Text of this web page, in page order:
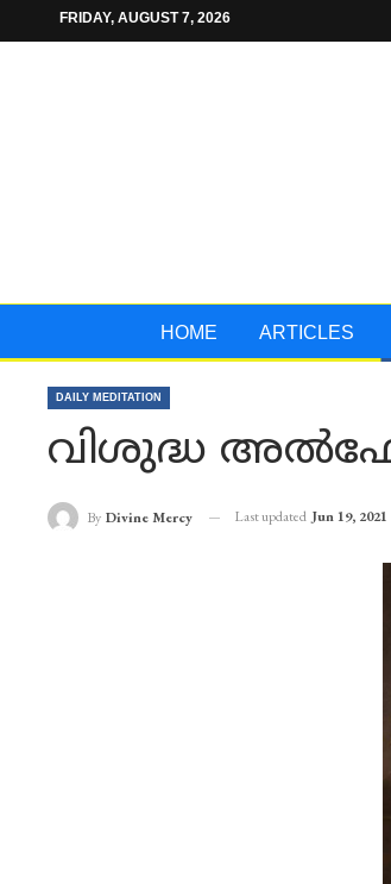
FRIDAY, AUGUST 7, 2026
HOME ARTICLES
DAILY MEDITATION
വിശുദ്ധ
By Divine Mercy Last updated Jun 19, 2021